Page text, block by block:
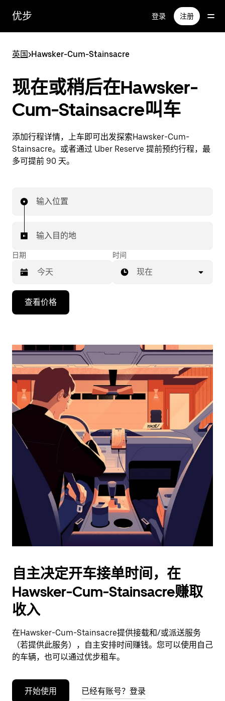
优步 登录 注册
英国>Hawsker-Cum-Stainsacre
现在或稍后在Hawsker-
Cum-Stainsacre叫车
添加行程详情，上车即可出发探索Hawsker-Cum-
Stainsacre。或者通过 Uber Reserve 提前预约行程，最
多可提前 90 天。
输入位置
输入目的地
日期
向
头
浏
日
并
期。
按
退
闭
日
历。
时间
现在
查看价格
自主决定开车接单时间，在
Hawsker-Cum-Stainsacre赚取
收入
在Hawsker-Cum-Stainsacre提供接载和/或派送服务
（若提供此服务），自主安排时间赚钱。您可以使用自己
的车辆，也可以通过优步租车。
开始使用 已经有账号？登录